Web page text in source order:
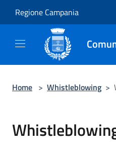
Regione Campania
Home > Whistleblowing >